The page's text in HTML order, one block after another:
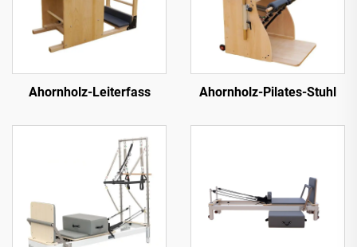
Ahornholz-Leiterfass Ahornholz-Pilates-Stuhl